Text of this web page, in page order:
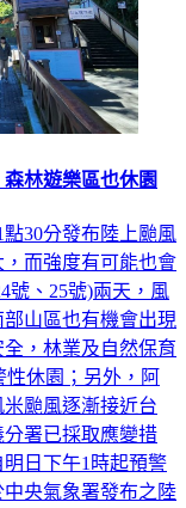
林遊樂區也休園
30分發布陸上颱風
而強度有可能也會
號、25號)兩天，風
山區也有機會出現
，林業及自然保育
休園；另外，阿
颱風逐漸接近台
署已採取應變措
日下午1時起預警
央氣象署發布之陸